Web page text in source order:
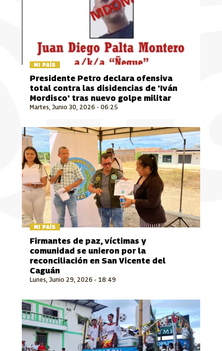
MI PAÍS
Martes, Junio 30, 2026 - 06:25
Presidente Petro declara ofensiva
total contra las disidencias de 'Iván
Mordisco' tras nuevo golpe militar
MI PAÍS
Lunes, Junio 29, 2026 - 18:49
Firmantes de paz, víctimas y
comunidad se unieron por la
reconciliación en San Vicente del
Caguán